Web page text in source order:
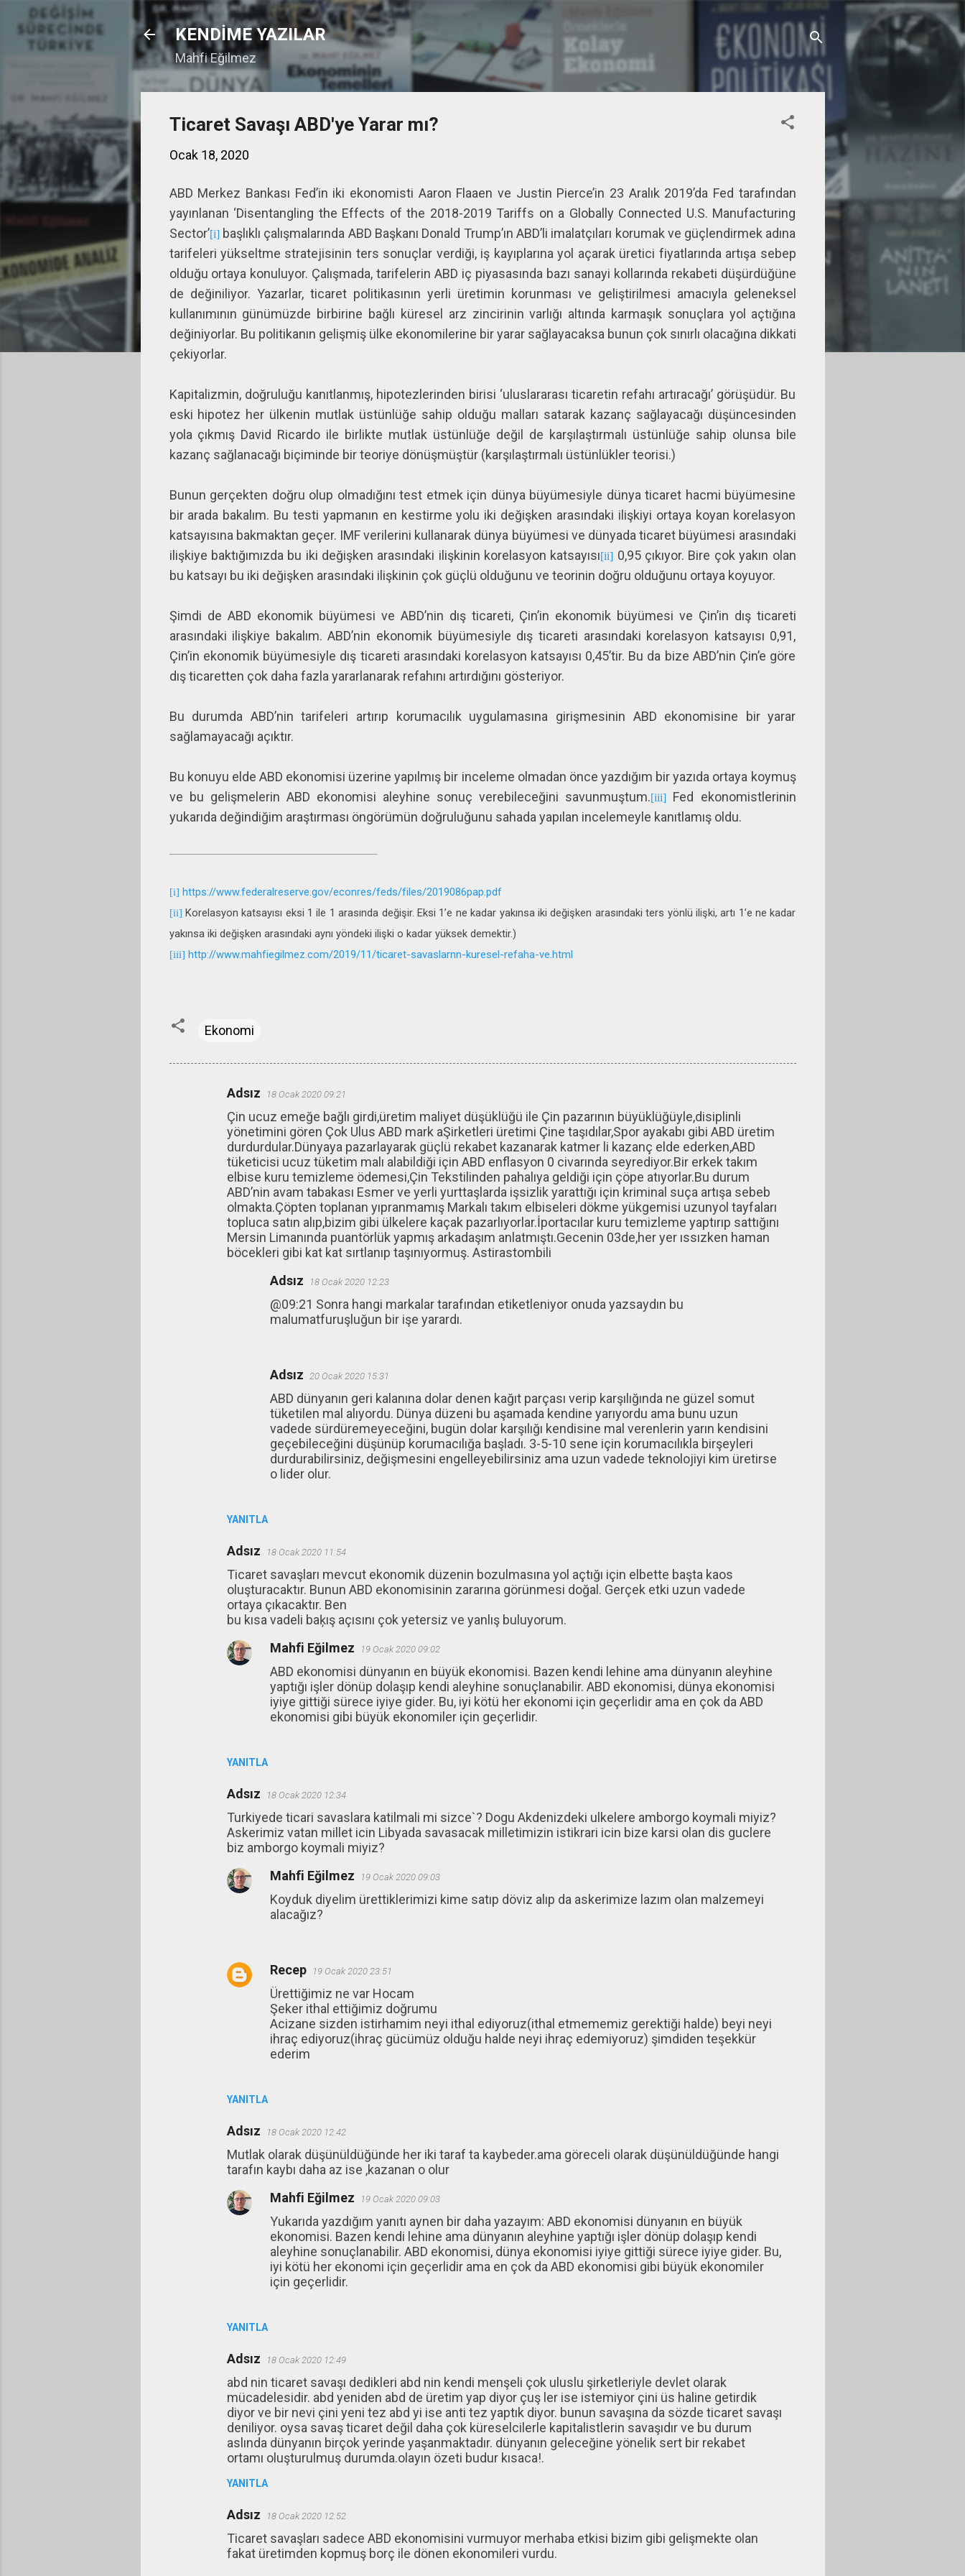
Ana içeriğe atla
KENDİME YAZILAR
Mahfi Eğilmez
Ticaret Savaşı ABD'ye Yarar mı?
Ocak 18, 2020
ABD Merkez Bankası Fed’in iki ekonomisti Aaron Flaaen ve Justin Pierce’in 23 Aralık 2019’da Fed tarafından
yayınlanan ‘Disentangling the Effects of the 2018-2019 Tariffs on a Globally Connected U.S. Manufacturing
Sector’[i]başlıklı çalışmalarında ABD Başkanı Donald Trump’ın ABD’li imalatçıları korumak ve güçlendirmek adına
tarifeleri yükseltme stratejisinin ters sonuçlar verdiği, iş kayıplarına yol açarak üretici fiyatlarında artışa sebep
olduğu ortaya konuluyor. Çalışmada, tarifelerin ABD iç piyasasında bazı sanayi kollarında rekabeti düşürdüğüne
de değiniliyor. Yazarlar, ticaret politikasının yerli üretimin korunması ve geliştirilmesi amacıyla geleneksel
kullanımının günümüzde birbirine bağlı küresel arz zincirinin varlığı altında karmaşık sonuçlara yol açtığına
değiniyorlar. Bu politikanın gelişmiş ülke ekonomilerine bir yarar sağlayacaksa bunun çok sınırlı olacağına dikkati
çekiyorlar.
Kapitalizmin, doğruluğu kanıtlanmış, hipotezlerinden birisi ‘uluslararası ticaretin refahı artıracağı’ görüşüdür. Bu
eski hipotez her ülkenin mutlak üstünlüğe sahip olduğu malları satarak kazanç sağlayacağı düşüncesinden
yola çıkmış David Ricardo ile birlikte mutlak üstünlüğe değil de karşılaştırmalı üstünlüğe sahip olunsa bile
kazanç sağlanacağı biçiminde bir teoriye dönüşmüştür (karşılaştırmalı üstünlükler teorisi.)
Bunun gerçekten doğru olup olmadığını test etmek için dünya büyümesiyle dünya ticaret hacmi büyümesine
bir arada bakalım. Bu testi yapmanın en kestirme yolu iki değişken arasındaki ilişkiyi ortaya koyan korelasyon
katsayısına bakmaktan geçer. IMF verilerini kullanarak dünya büyümesi ve dünyada ticaret büyümesi arasındaki
ilişkiye baktığımızda bu iki değişken arasındaki ilişkinin korelasyon katsayısı[ii] 0,95 çıkıyor. Bire çok yakın olan
bu katsayı bu iki değişken arasındaki ilişkinin çok güçlü olduğunu ve teorinin doğru olduğunu ortaya koyuyor.
Şimdi de ABD ekonomik büyümesi ve ABD’nin dış ticareti, Çin’in ekonomik büyümesi ve Çin’in dış ticareti
arasındaki ilişkiye bakalım. ABD’nin ekonomik büyümesiyle dış ticareti arasındaki korelasyon katsayısı 0,91,
Çin’in ekonomik büyümesiyle dış ticareti arasındaki korelasyon katsayısı 0,45’tir. Bu da bize ABD’nin Çin’e göre
dış ticaretten çok daha fazla yararlanarak refahını artırdığını gösteriyor.
Bu durumda ABD’nin tarifeleri artırıp korumacılık uygulamasına girişmesinin ABD ekonomisine bir yarar
sağlamayacağı açıktır.
Bu konuyu elde ABD ekonomisi üzerine yapılmış bir inceleme olmadan önce yazdığım bir yazıda ortaya koymuş
ve bu gelişmelerin ABD ekonomisi aleyhine sonuç verebileceğini savunmuştum.[iii] Fed ekonomistlerinin
yukarıda değindiğim araştırması öngörümün doğruluğunu sahada yapılan incelemeyle kanıtlamış oldu.
[i] https://www.federalreserve.gov/econres/feds/files/2019086pap.pdf
[ii] Korelasyon katsayısı eksi 1 ile 1 arasında değişir. Eksi 1’e ne kadar yakınsa iki değişken arasındaki ters yönlü ilişki, artı 1’e ne kadar
yakınsa iki değişken arasındaki aynı yöndeki ilişki o kadar yüksek demektir.)
[iii] http://www.mahfiegilmez.com/2019/11/ticaret-savaslarnn-kuresel-refaha-ve.html
Ekonomi
Adsız 18 Ocak 2020 09:21
Çin ucuz emeğe bağlı girdi,üretim maliyet düşüklüğü ile Çin pazarının büyüklüğüyle,disiplinli
yönetimini gören Çok Ulus ABD mark aŞirketleri üretimi Çine taşıdılar,Spor ayakabı gibi ABD üretim
durdurdular.Dünyaya pazarlayarak güçlü rekabet kazanarak katmer li kazanç elde ederken,ABD
tüketicisi ucuz tüketim malı alabildiği için ABD enflasyon 0 civarında seyrediyor.Bir erkek takım
elbise kuru temizleme ödemesi,Çin Tekstilinden pahalıya geldiği için çöpe atıyorlar.Bu durum
ABD’nin avam tabakası Esmer ve yerli yurttaşlarda işsizlik yarattığı için kriminal suça artışa sebeb
olmakta.Çöpten toplanan yıpranmamış Markalı takım elbiseleri dökme yükgemisi uzunyol tayfaları
topluca satın alıp,bizim gibi ülkelere kaçak pazarlıyorlar.İportacılar kuru temizleme yaptırıp sattığını
Mersin Limanında puantörlük yapmış arkadaşım anlatmıştı.Gecenin 03de,her yer ıssızken haman
böcekleri gibi kat kat sırtlanıp taşınıyormuş. Astirastombili
YANITLA
Adsız 18 Ocak 2020 12:23
@09:21 Sonra hangi markalar tarafından etiketleniyor onuda yazsaydın bu
malumatfuruşluğun bir işe yarardı.
Adsız 20 Ocak 2020 15:31
ABD dünyanın geri kalanına dolar denen kağıt parçası verip karşılığında ne güzel somut
tüketilen mal alıyordu. Dünya düzeni bu aşamada kendine yarıyordu ama bunu uzun
vadede sürdüremeyeceğini, bugün dolar karşılığı kendisine mal verenlerin yarın kendisini
geçebileceğini düşünüp korumacılığa başladı. 3-5-10 sene için korumacılıkla birşeyleri
durdurabilirsiniz, değişmesini engelleyebilirsiniz ama uzun vadede teknolojiyi kim üretirse
o lider olur.
Adsız 18 Ocak 2020 11:54
Ticaret savaşları mevcut ekonomik düzenin bozulmasına yol açtığı için elbette başta kaos
oluşturacaktır. Bunun ABD ekonomisinin zararına görünmesi doğal. Gerçek etki uzun vadede
ortaya çıkacaktır. Ben
bu kısa vadeli baķış açısını çok yetersiz ve yanlış buluyorum.
YANITLA
Mahfi Eğilmez 19 Ocak 2020 09:02
ABD ekonomisi dünyanın en büyük ekonomisi. Bazen kendi lehine ama dünyanın aleyhine
yaptığı işler dönüp dolaşıp kendi aleyhine sonuçlanabilir. ABD ekonomisi, dünya ekonomisi
iyiye gittiği sürece iyiye gider. Bu, iyi kötü her ekonomi için geçerlidir ama en çok da ABD
ekonomisi gibi büyük ekonomiler için geçerlidir.
Adsız 18 Ocak 2020 12:34
Turkiyede ticari savaslara katilmali mi sizce`? Dogu Akdenizdeki ulkelere amborgo koymali miyiz?
Askerimiz vatan millet icin Libyada savasacak milletimizin istikrari icin bize karsi olan dis guclere
biz amborgo koymali miyiz?
YANITLA
Mahfi Eğilmez 19 Ocak 2020 09:03
Koyduk diyelim ürettiklerimizi kime satıp döviz alıp da askerimize lazım olan malzemeyi
alacağız?
Recep 19 Ocak 2020 23:51
Ürettiğimiz ne var Hocam
Şeker ithal ettiğimiz doğrumu
Acizane sizden istirhamim neyi ithal ediyoruz(ithal etmememiz gerektiği halde) beyi neyi
ihraç ediyoruz(ihraç gücümüz olduğu halde neyi ihraç edemiyoruz) şimdiden teşekkür
ederim
Adsız 18 Ocak 2020 12:42
Mutlak olarak düşünüldüğünde her iki taraf ta kaybeder.ama göreceli olarak düşünüldüğünde hangi
tarafın kaybı daha az ise ,kazanan o olur
YANITLA
Mahfi Eğilmez 19 Ocak 2020 09:03
Yukarıda yazdığım yanıtı aynen bir daha yazayım: ABD ekonomisi dünyanın en büyük
ekonomisi. Bazen kendi lehine ama dünyanın aleyhine yaptığı işler dönüp dolaşıp kendi
aleyhine sonuçlanabilir. ABD ekonomisi, dünya ekonomisi iyiye gittiği sürece iyiye gider. Bu,
iyi kötü her ekonomi için geçerlidir ama en çok da ABD ekonomisi gibi büyük ekonomiler
için geçerlidir.
Adsız 18 Ocak 2020 12:49
abd nin ticaret savaşı dedikleri abd nin kendi menşeli çok uluslu şirketleriyle devlet olarak
mücadelesidir. abd yeniden abd de üretim yap diyor çuş ler ise istemiyor çini üs haline getirdik
diyor ve bir nevi çini yeni tez abd yi ise anti tez yaptık diyor. bunun savaşına da sözde ticaret savaşı
deniliyor. oysa savaş ticaret değil daha çok küreselcilerle kapitalistlerin savaşıdır ve bu durum
aslında dünyanın birçok yerinde yaşanmaktadır. dünyanın geleceğine yönelik sert bir rekabet
ortamı oluşturulmuş durumda.olayın özeti budur kısaca!.
YANITLA
Adsız 18 Ocak 2020 12:52
Ticaret savaşları sadece ABD ekonomisini vurmuyor merhaba etkisi bizim gibi gelişmekte olan
fakat üretimden kopmuş borç ile dönen ekonomileri vurdu.